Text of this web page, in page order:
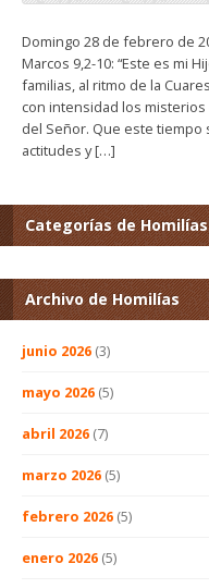
Domingo 28 de febrero de
Marcos 9,2-10: “Este es mi
familias, al ritmo de la
con intensidad los
del Señor. Que este tiempo
actitudes y […]
Categorías de Homilías
Archivo de Homilías
junio 2026 (3)
mayo 2026 (5)
abril 2026 (7)
marzo 2026 (5)
febrero 2026 (5)
enero 2026 (5)